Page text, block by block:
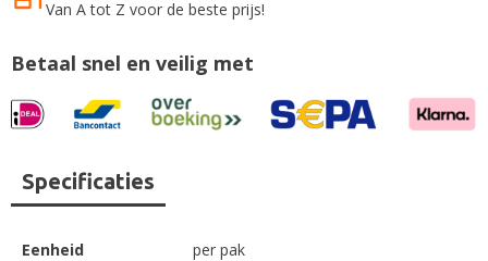
Van A tot Z voor de beste prijs!
Betaal snel en veilig met
Specificaties
Eenheid per pak